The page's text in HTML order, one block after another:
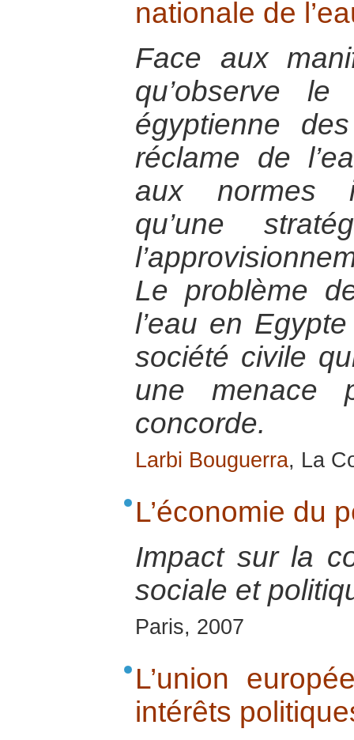
nationale de
Face aux
qu’observe le
égyptienne
réclame de
aux normes
qu’une
Le problème
l’eau en
société civile
une
concorde.
Larbi Bouguerra, La
L’économie du
Impact sur la
sociale et
Paris, 2007
L’union
intérêts